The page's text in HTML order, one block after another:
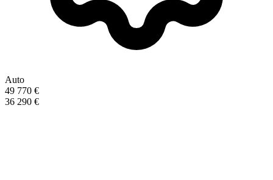
Auto
49 770 €
36 290 €